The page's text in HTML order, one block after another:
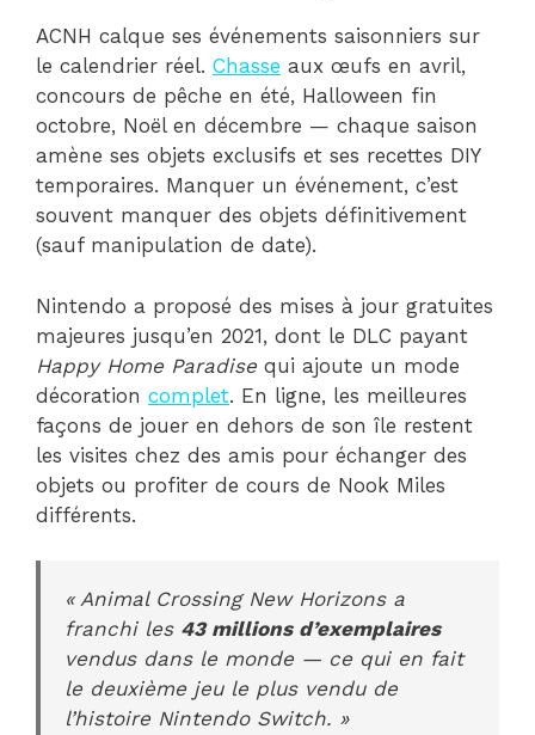
ACNH calque ses événements saisonniers sur
le calendrier réel. Chasse aux œufs en avril,
concours de pêche en été, Halloween fin
octobre, Noël en décembre — chaque saison
amène ses objets exclusifs et ses recettes DIY
temporaires. Manquer un événement, c’est
souvent manquer des objets définitivement
(sauf manipulation de date).
Nintendo a proposé des mises à jour gratuites
majeures jusqu’en 2021, dont le DLC payant
Happy Home Paradise qui ajoute un mode
décoration complet. En ligne, les meilleures
façons de jouer en dehors de son île restent
les visites chez des amis pour échanger des
objets ou profiter de cours de Nook Miles
différents.
« Animal Crossing New Horizons a
franchi les 43 millions d’exemplaires
vendus dans le monde — ce qui en fait
le deuxième jeu le plus vendu de
l’histoire Nintendo Switch. »